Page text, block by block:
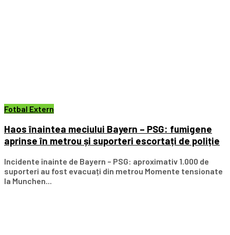
Fotbal Extern
Haos înaintea meciului Bayern – PSG: fumigene
aprinse în metrou și suporteri escortați de poliție
Incidente înainte de Bayern – PSG: aproximativ 1.000 de
suporteri au fost evacuați din metrou Momente tensionate
la Munchen...